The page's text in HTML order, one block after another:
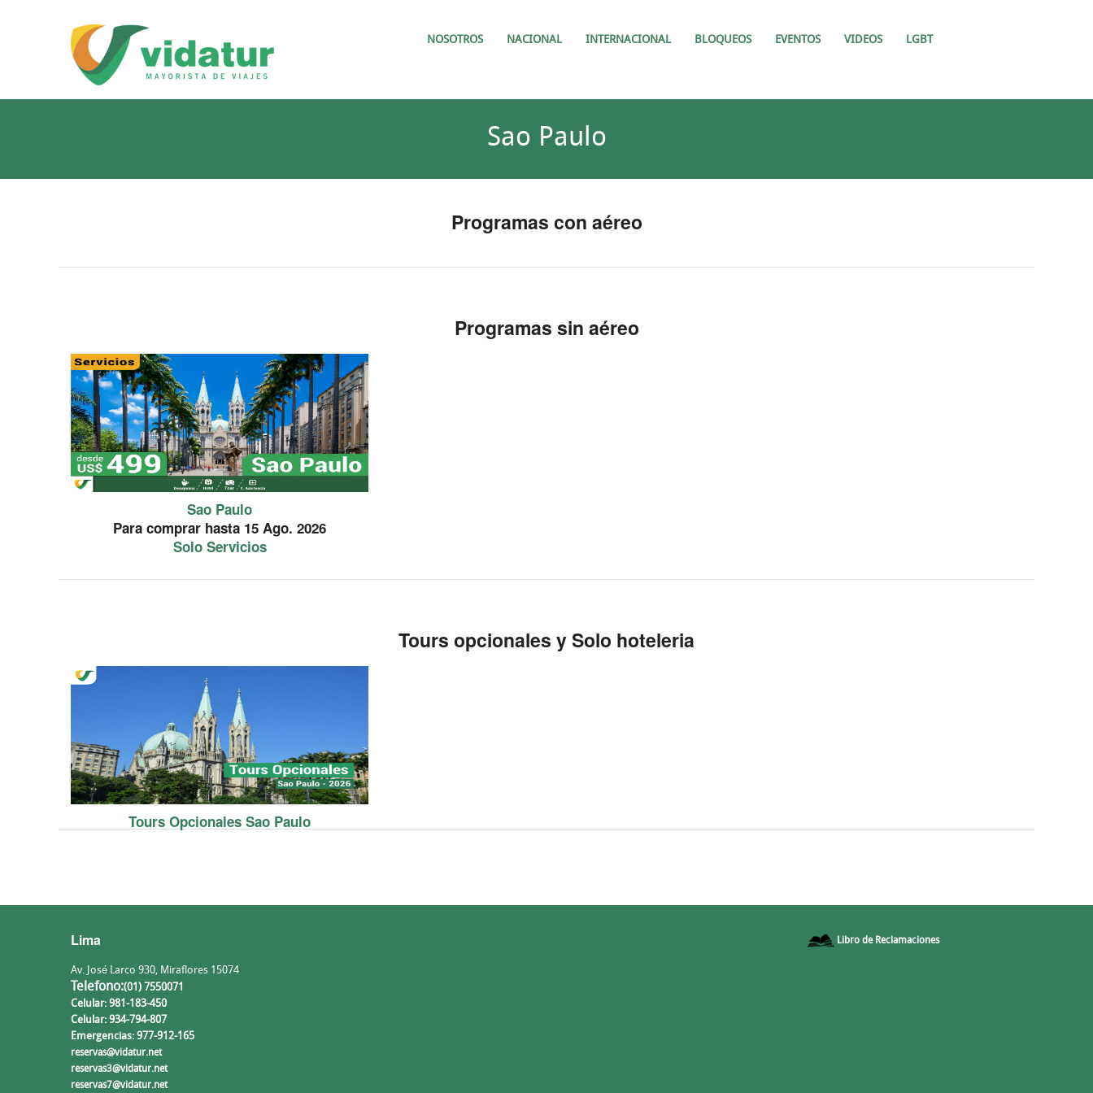
NOSOTROS NACIONAL INTERNACIONAL BLOQUEOS EVENTOS VIDEOS LGBT
Sao Paulo
Programas con aéreo
Programas sin aéreo
Sao Paulo
Para comprar hasta 15 Ago. 2026
Solo Servicios
Tours opcionales y Solo hoteleria
Tours Opcionales Sao Paulo
Lima
Av. José Larco 930, Miraflores 15074
Telefono:(01) 7550071
Celular: 981-183-450
Celular: 934-794-807
Emergencias: 977-912-165
reservas@vidatur.net
reservas3@vidatur.net
reservas7@vidatur.net
Libro de Reclamaciones